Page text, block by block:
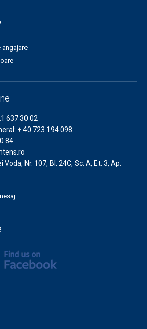
angajare
637 30 02
+ 40 723 194 098
84
Nr. 107, Bl. 24C, Sc. A, Et. 3, Ap.